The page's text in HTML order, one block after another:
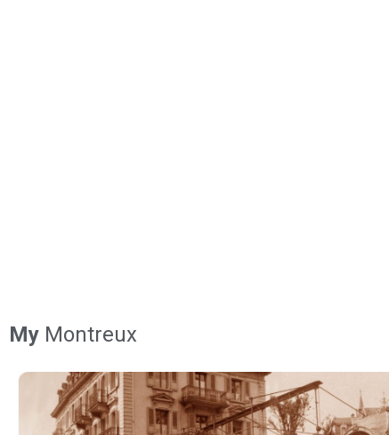
My Montreux